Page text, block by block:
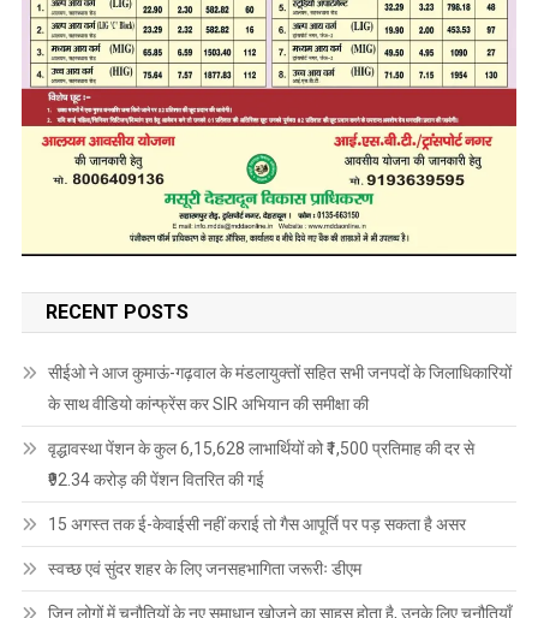
RECENT POSTS
सीईओ ने आज कुमाऊं-गढ़वाल के मंडलायुक्तों सहित सभी जनपदों के जिलाधिकारियों
के साथ वीडियो कांन्फ्रेंस कर SIR अभियान की समीक्षा की
वृद्धावस्था पेंशन के कुल 6,15,628 लाभार्थियों को ₹1,500 प्रतिमाह की दर से
₹92.34 करोड़ की पेंशन वितरित की गई
15 अगस्त तक ई-केवाईसी नहीं कराई तो गैस आपूर्ति पर पड़ सकता है असर
स्वच्छ एवं सुंदर शहर के लिए जनसहभागिता जरूरीः डीएम
जिन लोगों में चुनौतियों के नए समाधान खोजने का साहस होता है, उनके लिए चुनौतियाँ